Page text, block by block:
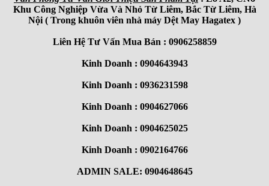
Khu Công Nghiệp Vừa Và Nhỏ Từ Liêm, Bắc Từ Liêm, Hà
Nội ( Trong khuôn viên nhà máy Dệt May Hagatex )
Liên Hệ Tư Vấn Mua Bán : 0906258859
Kinh Doanh : 0904643943
Kinh Doanh : 0936231598
Kinh Doanh : 0904627066
Kinh Doanh : 0904625025
Kinh Doanh : 0902164766
ADMIN SALE: 0904648645